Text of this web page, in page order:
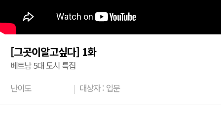
[그곳이알고싶다] 1화
베트남 5대 도시 특집
난이도
| 대상자 : 입문